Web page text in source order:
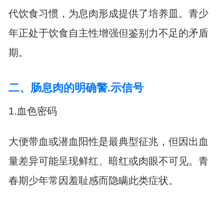
代饮食习惯，为息肉形成提供了培养皿。青少
年正处于饮食自主性增强但鉴别力不足的矛盾
期。
二、肠息肉的明确警.示信号
1.血色密码
大便带血或潜血阳性是最典型征兆，但因出血
量差异可能呈现鲜红、暗红或肉眼不可见。青
春期少年常因羞耻感而隐瞒此类症状。